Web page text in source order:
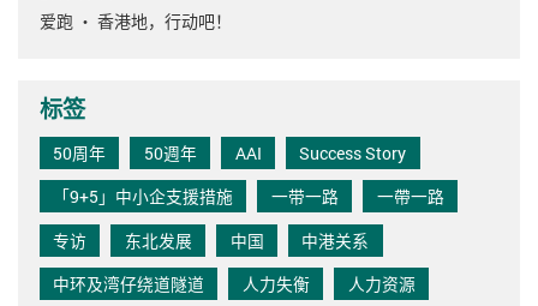
爱跑 ‧ 香港地，行动吧！
标签
50周年 50週年 AAI
Success Story
「9+5」中小企支援措施
一带一路
一帶一路
专访
东北发展 中国
中港关系
中环及湾仔绕道隧道
人力失衡
人力资源